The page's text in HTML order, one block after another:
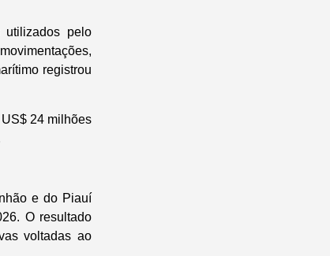
utilizados pelo
registrou
24 milhões
e do Piauí
O resultado
voltadas ao